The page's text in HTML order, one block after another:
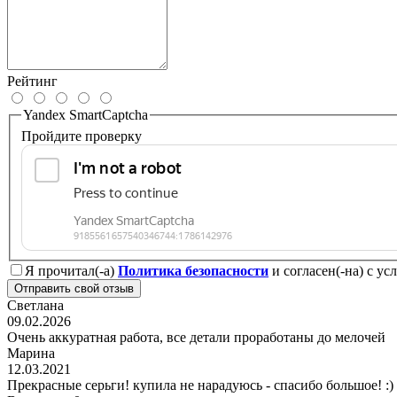
Рейтинг
Yandex SmartCaptcha
Пройдите проверку
Я прочитал(-а) Политика безопасности и согласен(-на) с
Отправить свой отзыв
Светлана
09.02.2026
Очень аккуратная работа, все детали проработаны до мелочей
Марина
12.03.2021
Прекрасные серьги! купила не нарадуюсь - спасибо большое! :)